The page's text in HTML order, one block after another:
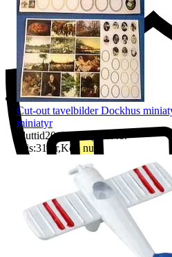
Cut-out tavelbilder Dockhus
miniatyr
Sluttid20:48 6 aug 20:48.
Pris:31 kr,Köp nu